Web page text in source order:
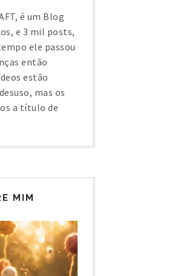
é um Blog
e 3 mil posts,
ele passou
então
estão
mas os
a título de
MIM